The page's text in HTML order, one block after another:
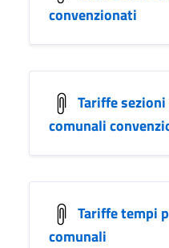
convenzionati
Tariffe
comunali
Tariffe tempi
comunali